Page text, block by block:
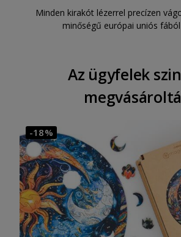
Minden kirakót lézerrel precízen
minőségű európai uniós
Az ügyfelek
-18%